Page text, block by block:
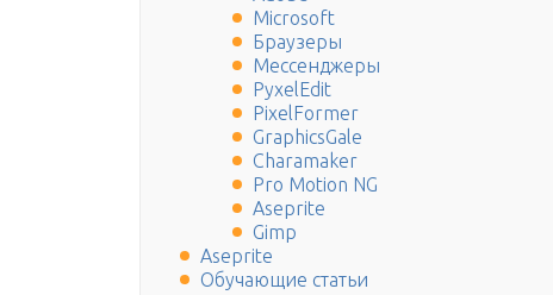
Microsoft
Браузеры
Мессенджеры
PyxelEdit
PixelFormer
GraphicsGale
Charamaker
Pro Motion NG
Aseprite
Gimp
Aseprite
Обучающие статьи